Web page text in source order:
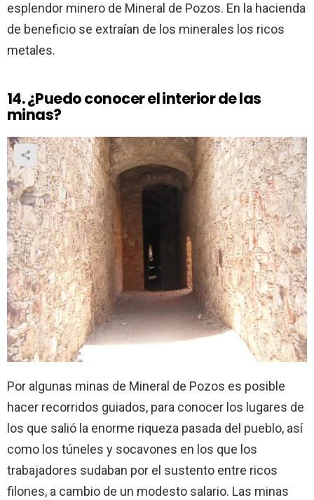
esplendor minero de Mineral de Pozos. En la hacienda
de beneficio se extraían de los minerales los ricos
metales.
14. ¿Puedo conocer el interior de las
minas?
Por algunas minas de Mineral de Pozos es posible
hacer recorridos guiados, para conocer los lugares de
los que salió la enorme riqueza pasada del pueblo, así
como los túneles y socavones en los que los
trabajadores sudaban por el sustento entre ricos
filones, a cambio de un modesto salario. Las minas